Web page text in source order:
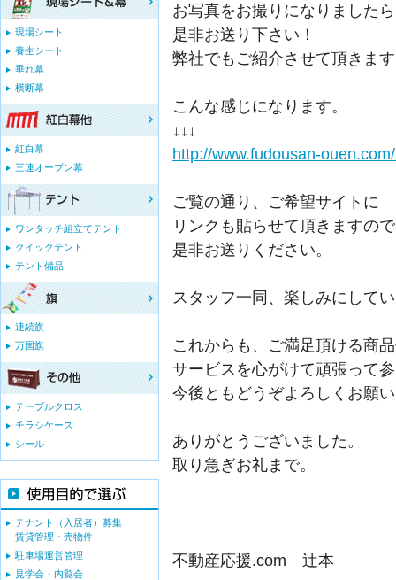
お写真をお撮りになりました
是非お送り下さい！
弊社でもご紹介させて頂きま
こんな感じになります。
↓↓↓
http://www.fudousan-
ご覧の通り、ご希望サイトに
リンクも貼らせて頂きますので
是非お送りください。
スタッフ一同、楽しみにして
これからも、ご満足頂ける商
サービスを心がけて頑張って
今後ともどうぞよろしくお願
ありがとうございました。
取り急ぎお礼まで。
不動産応援.com 辻本
現場シート
養生シート
垂れ幕
横断幕
紅白幕
三連オープン幕
ワンタッチ組立てテント
クイックテント
テント備品
連続旗
万国旗
テーブルクロス
チラシケース
シール
テナント（入居者）募集
賃貸管理・売物件
駐車場運営管理
見学会・内覧会